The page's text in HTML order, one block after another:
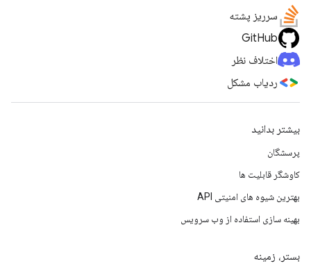
سرریز پشته
GitHub
اختلاف نظر
ردیاب مشکل
بیشتر بدانید
پرسشگان
کاوشگر قابلیت ها
بهترین شیوه های امنیتی API
بهینه سازی استفاده از وب سرویس
بستر، زمینه